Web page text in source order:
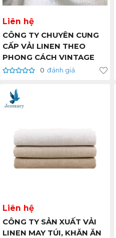
Liên hệ
CÔNG TY CHUYÊN CUNG
CẤP VẢI LINEN THEO
PHONG CÁCH VINTAGE
0 đánh giá
Liên hệ
CÔNG TY SẢN XUẤT VẢI
LINEN MAY TÚI, KHĂN ĂN